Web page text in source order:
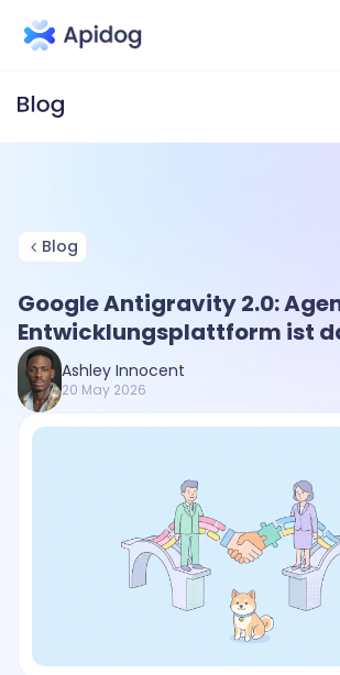
Blog
Google Antigravity 2.0:
Entwicklungsplattform ist
Ashley Innocent
20 May 2026